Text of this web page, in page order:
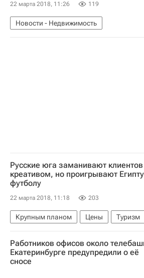
22 марта 2018, 11:26 119
Новости - Недвижимость
Московская область (Подмосковье)
Русские юга заманивают клиентов
креативом, но проигрывают
футболу
22 марта 2018, 11:18 203
Крупным планом Цены Туризм
Аналитика – РИА Недвижимость
Работников офисов около
Екатеринбурге предупредили о её
сносе